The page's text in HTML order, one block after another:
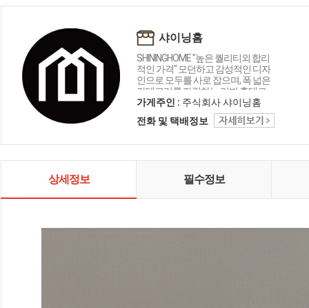
샤이닝홈
SHININGHOME "높은 퀄리티외 합리
적인 가격" 모던하고 감성적인 디자
인으로 모두를 사로 잡으며, 폭 넓은
카테고리를 자랑하는 리빙 홈데코
인테리어 샤이닝홈입니다.
가게주인 : 주식회사 샤이닝홈
전화 및 택배정보
상세정보 필수정보